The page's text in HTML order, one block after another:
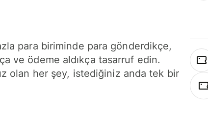
para biriminde para gönderdikçe,
ve ödeme aldıkça tasarruf edin.
olan her şey, istediğiniz anda tek bir